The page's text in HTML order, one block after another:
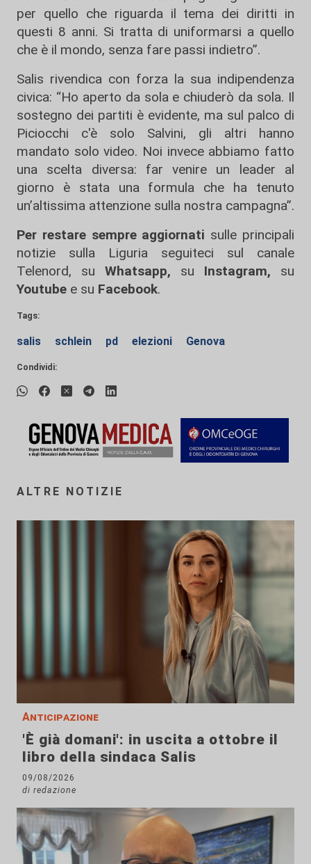
per quello che riguarda il tema dei diritti in
questi 8 anni. Si tratta di uniformarsi a quello
che è il mondo, senza fare passi indietro”.
Salis rivendica con forza la sua indipendenza
civica: “Ho aperto da sola e chiuderò da sola. Il
sostegno dei partiti è evidente, ma sul palco di
Piciocchi c'è solo Salvini, gli altri hanno
mandato solo video. Noi invece abbiamo fatto
una scelta diversa: far venire un leader al
giorno è stata una formula che ha tenuto
un’altissima attenzione sulla nostra campagna”.
Per restare sempre aggiornati sulle principali
notizie sulla Liguria seguiteci sul canale
Telenord, su
Whatsapp, su Instagram, su
Youtube e su Facebook.
Tags:
salis schlein pd elezioni Genova
Condividi:
ALTRE NOTIZIE
Anticipazione
'È già domani': in uscita a ottobre il
libro della sindaca Salis
09/08/2026
di redazione